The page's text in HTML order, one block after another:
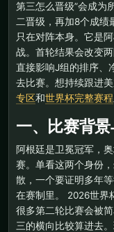
第三怎么晋级”会成为
二晋级，再加8个成绩
只在对阵本身。它是
战。首轮结果会改变
直接影响J组的排序、
去比赛。想持续跟进
专区和世界杯完整赛程
一、比赛背
阿根廷是卫冕冠军，
赛。单看这两个身份
散，一个要证明多年
在赛制里。 2026世界
很多第二轮比赛会被
三的横向比较算进去